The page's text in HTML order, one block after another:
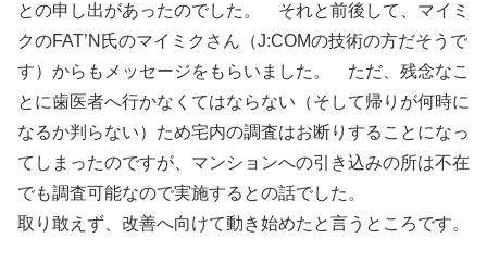
との申し出があったのでした。 それと前後して、マイミ
クのFAT’N氏のマイミクさん（J:COMの技術の方だそうで
す）からもメッセージをもらいました。 ただ、残念なこ
とに歯医者へ行かなくてはならない（そして帰りが何時に
なるか判らない）ため宅内の調査はお断りすることになっ
てしまったのですが、マンションへの引き込みの所は不在
でも調査可能なので実施するとの話でした。
取り敢えず、改善へ向けて動き始めたと言うところです。